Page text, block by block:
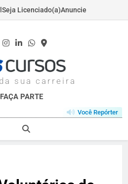
Seja Licenciado(a)Anuncie
sua carreira
FAÇA PARTE
Você Repórter